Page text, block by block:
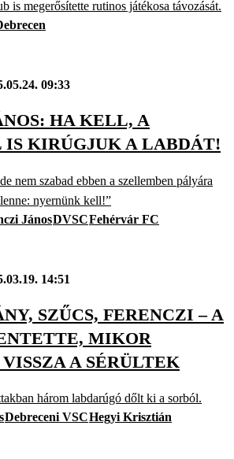
is megerősítette rutinos játékosa távozását.
09:33
HA KELL, A
IS KIRÚGJUK A LABDÁT!
nem szabad ebben a szellemben pályára
nyernünk kell!”
JánosDVSCFehérvár FC
14:51
SZŰCS, FERENCZI – A
MIKOR
A SÉRÜLTEK
három labdarúgó dőlt ki a sorból.
Debreceni VSCHegyi Krisztián